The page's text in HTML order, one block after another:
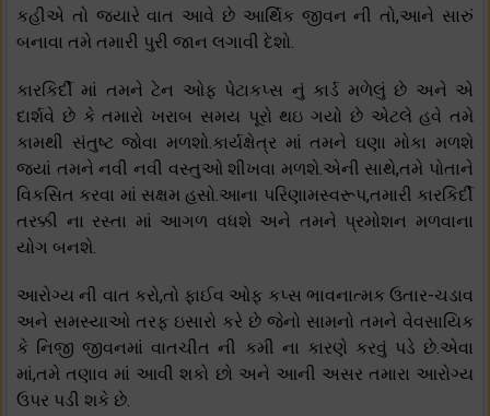
કહીએ તો જયારે વાત આવે છે આર્થિક જીવન ની તો,આને સારું
બનાવા તમે તમારી પુરી જાન લગાવી દેશો.
કારકિર્દી માં તમને ટેન ઓફ પેટાકપ્સ નું કાર્ડ મળેલું છે અને એ
દાર્શવે છે કે તમારો ખરાબ સમય પૂરો થઇ ગયો છે એટલે હવે તમે
કામથી સંતુષ્ટ જોવા મળશો.કાર્યક્ષેત્ર માં તમને ઘણા મોકા મળશે
જ્યાં તમને નવી નવી વસ્તુઓ શીખવા મળશે.એની સાથે,તમે પોતાને
વિકસિત કરવા માં સક્ષમ હસો.આના પરિણામસ્વરૂપ,તમારી કારકિર્દી
તરક્કી ના રસ્તા માં આગળ વધશે અને તમને પ્રમોશન મળવાના
યોગ બનશે.
આરોગ્ય ની વાત કરો,તો ફાઈવ ઓફ કપ્સ ભાવનાત્મક ઉતાર-ચડાવ
અને સમસ્યાઓ તરફ ઇસારો કરે છે જેનો સામનો તમને વેવસાયિક
કે નિજી જીવનમાં વાતચીત ની કમી ના કારણે કરવું પડે છે.એવા
માં,તમે તણાવ માં આવી શકો છો અને આની અસર તમારા આરોગ્ય
ઉપર પડી શકે છે.